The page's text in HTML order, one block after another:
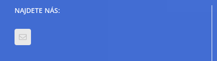
NAJDETE NÁS: